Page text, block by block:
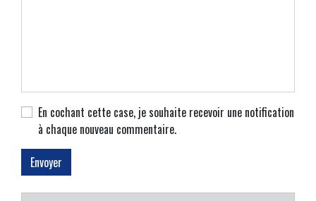
En cochant cette case, je souhaite recevoir une notification
à chaque nouveau commentaire.